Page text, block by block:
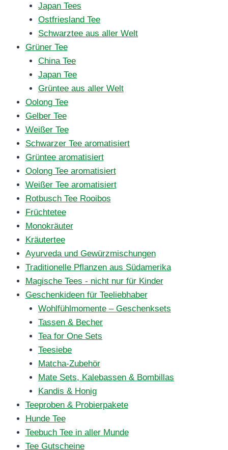
Japan Tees
Ostfriesland Tee
Schwarztee aus aller Welt
Grüner Tee
China Tee
Japan Tee
Grüntee aus aller Welt
Oolong Tee
Gelber Tee
Weißer Tee
Schwarzer Tee aromatisiert
Grüntee aromatisiert
Oolong Tee aromatisiert
Weißer Tee aromatisiert
Rotbusch Tee Rooibos
Früchtetee
Monokräuter
Kräutertee
Ayurveda und Gewürzmischungen
Traditionelle Pflanzen aus Südamerika
Magische Tees - nicht nur für Kinder
Geschenkideen für Teeliebhaber
Wohlfühlmomente – Geschenksets
Tassen & Becher
Tea for One Sets
Teesiebe
Matcha-Zubehör
Mate Sets, Kalebassen & Bombillas
Kandis & Honig
Teeproben & Probierpakete
Hunde Tee
Teebuch Tee in aller Munde
Tee Gutscheine